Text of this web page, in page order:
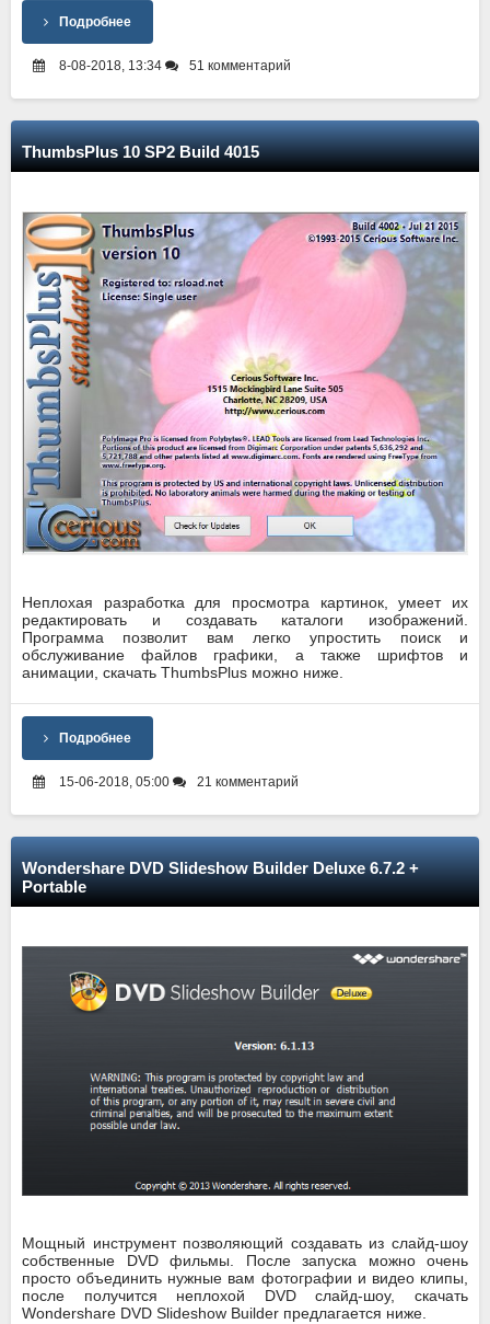
Подробнее
8-08-2018, 13:34 51 комментарий
ThumbsPlus 10 SP2 Build 4015
Неплохая разработка для просмотра картинок, умеет их
редактировать и создавать каталоги изображений.
Программа позволит вам легко упростить поиск и
обслуживание файлов графики, а также шрифтов и
анимации, скачать ThumbsPlus можно ниже.
Подробнее
15-06-2018, 05:00 21 комментарий
Wondershare DVD Slideshow Builder Deluxe 6.7.2 +
Portable
Мощный инструмент позволяющий создавать из слайд-шоу
собственные DVD фильмы. После запуска можно очень
просто объединить нужные вам фотографии и видео клипы,
после получится неплохой DVD слайд-шоу, скачать
Wondershare DVD Slideshow Builder предлагается ниже.